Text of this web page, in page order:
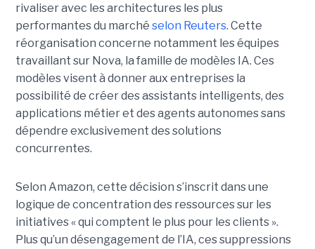
rivaliser avec les architectures les plus
performantes du marché selon Reuters. Cette
réorganisation concerne notamment les équipes
travaillant sur Nova, la famille de modèles IA. Ces
modèles visent à donner aux entreprises la
possibilité de créer des assistants intelligents, des
applications métier et des agents autonomes sans
dépendre exclusivement des solutions
concurrentes.
Selon Amazon, cette décision s’inscrit dans une
logique de concentration des ressources sur les
initiatives « qui comptent le plus pour les clients ».
Plus qu’un désengagement de l’IA, ces suppressions